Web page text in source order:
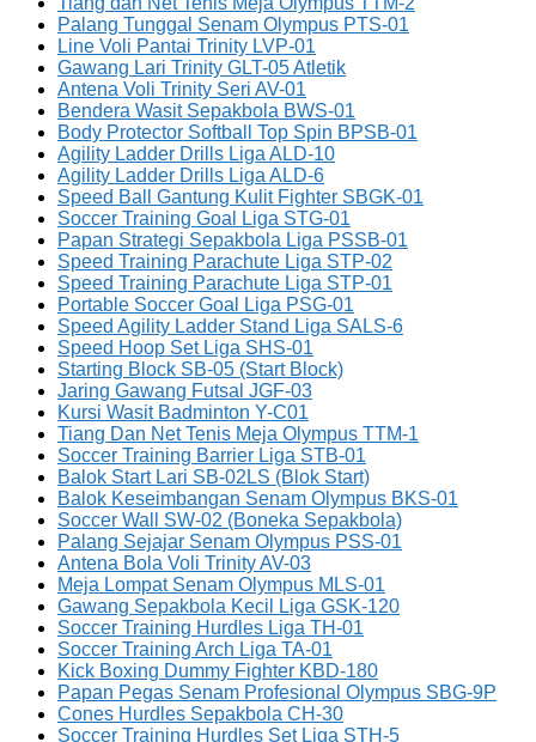
Palang Tunggal Senam Olympus PTS-01
Line Voli Pantai Trinity LVP-01
Gawang Lari Trinity GLT-05 Atletik
Antena Voli Trinity Seri AV-01
Bendera Wasit Sepakbola BWS-01
Body Protector Softball Top Spin BPSB-01
Agility Ladder Drills Liga ALD-10
Agility Ladder Drills Liga ALD-6
Speed Ball Gantung Kulit Fighter SBGK-01
Soccer Training Goal Liga STG-01
Papan Strategi Sepakbola Liga PSSB-01
Speed Training Parachute Liga STP-02
Speed Training Parachute Liga STP-01
Portable Soccer Goal Liga PSG-01
Speed Agility Ladder Stand Liga SALS-6
Speed Hoop Set Liga SHS-01
Starting Block SB-05 (Start Block)
Jaring Gawang Futsal JGF-03
Kursi Wasit Badminton Y-C01
Tiang Dan Net Tenis Meja Olympus TTM-1
Soccer Training Barrier Liga STB-01
Balok Start Lari SB-02LS (Blok Start)
Balok Keseimbangan Senam Olympus BKS-01
Soccer Wall SW-02 (Boneka Sepakbola)
Palang Sejajar Senam Olympus PSS-01
Antena Bola Voli Trinity AV-03
Meja Lompat Senam Olympus MLS-01
Gawang Sepakbola Kecil Liga GSK-120
Soccer Training Hurdles Liga TH-01
Soccer Training Arch Liga TA-01
Kick Boxing Dummy Fighter KBD-180
Papan Pegas Senam Profesional Olympus SBG-9P
Cones Hurdles Sepakbola CH-30
Soccer Training Hurdles Set Liga STH-5